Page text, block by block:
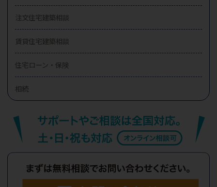
注文住宅建築相談
賃貸住宅建築相談
住宅ローン・保険
相続